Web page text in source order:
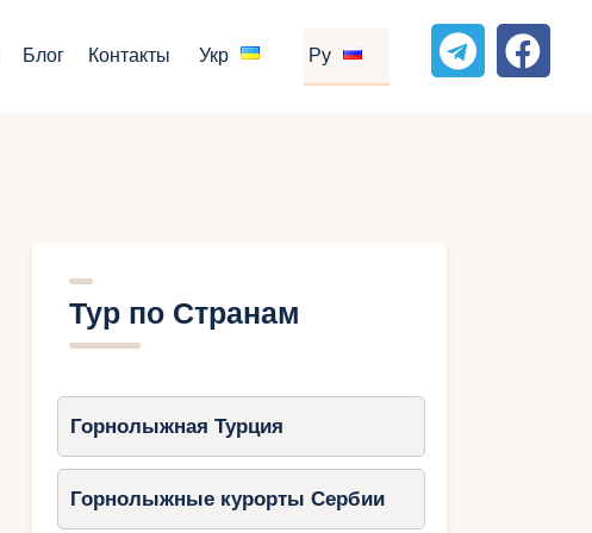
Блог Контакты Укр Ру
Тур по Странам
Горнолыжная Турция
Горнолыжные курорты Сербии